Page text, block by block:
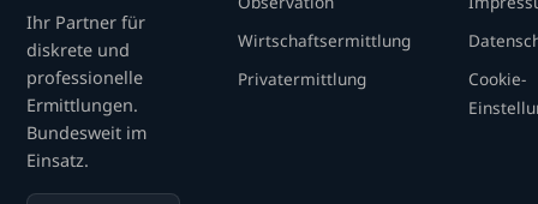
Ihr Partner für
diskrete und
professionelle
Ermittlungen.
Bundesweit im
Einsatz.
Wirtschaftsermittlung
Privatermittlung
Cookie-